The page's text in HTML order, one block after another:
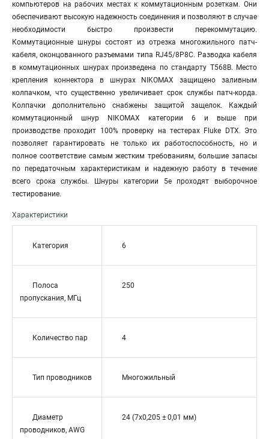
компьютеров на рабочих местах к коммутационным розеткам. Они
обеспечивают высокую надежность соединения и позволяют в случае
необходимости быстро произвести перекоммутацию.
Коммутационные шнуры состоят из отрезка многожильного патч-
кабеля, оконцованного разъемами типа RJ45/8P8C. Разводка кабеля
в коммутационных шнурах произведена по стандарту T568B. Место
крепления коннектора в шнурах NIKOMAX защищено заливным
колпачком, что существенно увеличивает срок службы патч-корда.
Колпачки дополнительно снабжены защитой защелок. Каждый
коммутационный шнур NIKOMAX категории 6 и выше при
производстве проходит 100% проверку на тестерах Fluke DTX. Это
позволяет гарантировать не только их работоспособность, но и
полное соответствие самым жестким требованиям, большие запасы
по передаточным характеристикам и надежную работу в течение
всего срока службы. Шнуры категории 5е проходят выборочное
тестирование.
Характеристики
Категория 6
Полоса
пропускания, МГц
250
Количество пар 4
Тип проводников Многожильный
Диаметр
проводников, AWG
24 (7x0,205 ± 0,01 мм)